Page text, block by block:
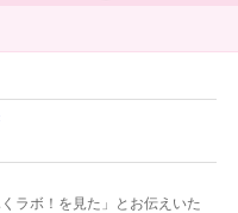
ラボ！を見た」とお伝えいた